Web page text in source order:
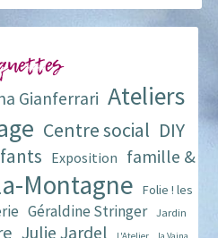
Gianferrari Ateliers
Centre social DIY
Exposition famille &
Montagne
Folie ! les
Géraldine Stringer
Jardin
Julie Jardel L'Atelier la Vaina